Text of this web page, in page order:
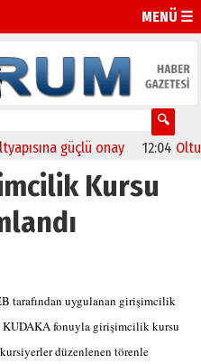
MENÜ ☰
güçlü onay 12:04
Kursu
tarafından uygulanan girişimcilik
KUDAKA fonuyla girişimcilik kursu
düzenlenen törenle